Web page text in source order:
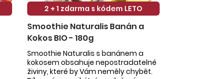
2 + 1 zdarma s kódem LETO
Smoothie Naturalis Banán a
Kokos BIO - 180g
Smoothie Naturalis s banánem a
kokosem obsahuje nepostradatelné
živiny, které by Vám neměly chybět.